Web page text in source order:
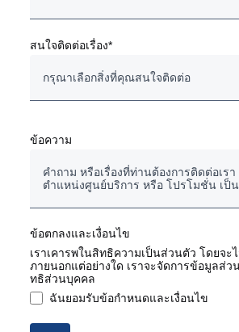
สนใจติดต่อเรื่อง*
กรุณาเลือกสิ่งที่คุณสนใจติดต่อ
อะไหล่แท้ งานซ่อมและบำรุงรักษา
สัญญางานบริการ
ข้อความ
ข้อตกลงและเงื่อนไข
เราเคารพในสิทธิความเป็นส่วนตัว โดยจะ
ภายนอกแต่อย่างใด เราจะจัดการข้อมูลส่
ทธิส่วนบุคคล
ฉันยอมรับข้อกำหนดและเงื่อนไข